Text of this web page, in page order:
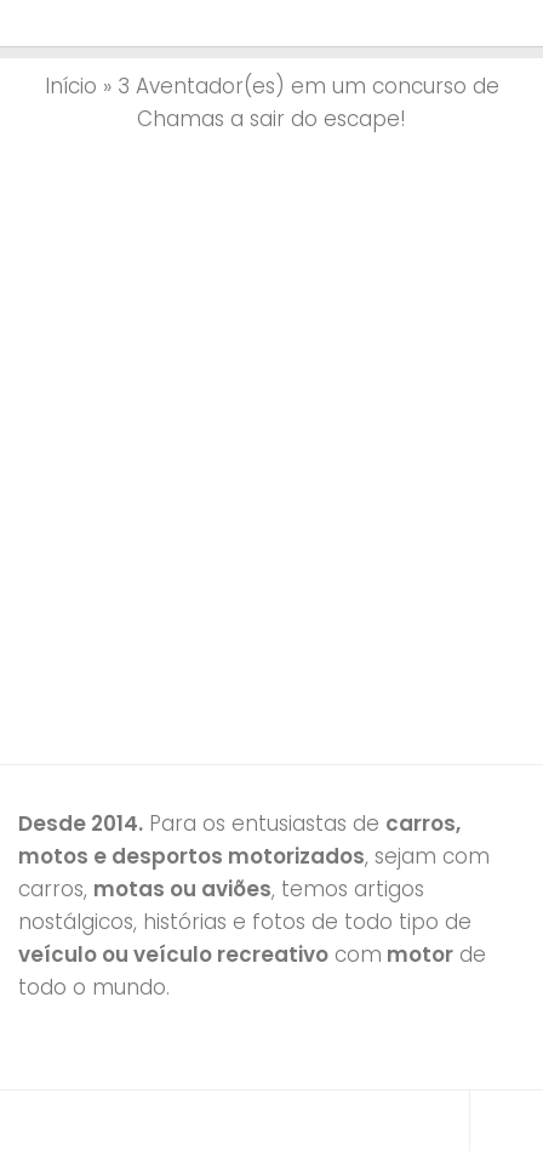
Início » 3 Aventador(es) em um concurso de
Chamas a sair do escape!
Desde 2014. Para os entusiastas de carros,
motos e desportos motorizados, sejam com
carros, motas ou aviões, temos artigos
nostálgicos, histórias e fotos de todo tipo de
veículo ou veículo recreativo com motor de
todo o mundo.